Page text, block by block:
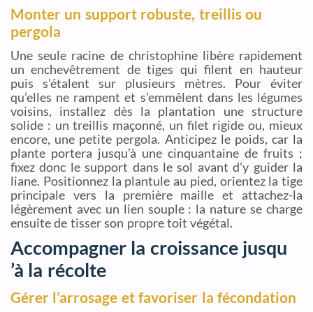
Monter un support robuste, treillis ou
pergola
Une seule racine de christophine libère rapidement
un enchevêtrement de tiges qui filent en hauteur
puis s’étalent sur plusieurs mètres. Pour éviter
qu’elles ne rampent et s’emmêlent dans les légumes
voisins, installez dès la plantation une structure
solide : un treillis maçonné, un filet rigide ou, mieux
encore, une petite pergola. Anticipez le poids, car la
plante portera jusqu’à une cinquantaine de fruits ;
fixez donc le support dans le sol avant d’y guider la
liane. Positionnez la plantule au pied, orientez la tige
principale vers la première maille et attachez-la
légèrement avec un lien souple : la nature se charge
ensuite de tisser son propre toit végétal.
Accompagner la croissance jusqu
’à la récolte
Gérer l’arrosage et favoriser la fécondation